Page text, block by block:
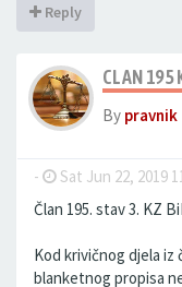
Reply
CLAN 195
By pravnik
- Sat Jun 22, 2019
Član 195. stav 3. KZ
Kod krivičnog djela iz
blanketnog propisa